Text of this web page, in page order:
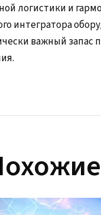
логистики и
интегратора
важный запас